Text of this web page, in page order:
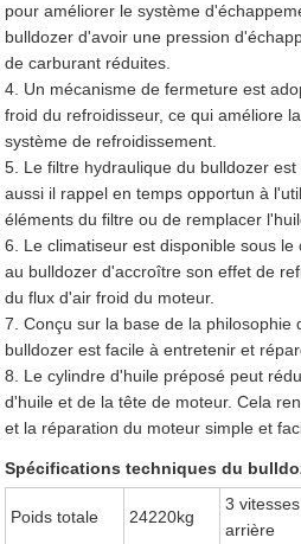
pour améliorer le système
bulldozer d'avoir une pression
de carburant réduites.
4. Un mécanisme de fermeture est
froid du refroidisseur, ce qui améliore
système de refroidissement.
5. Le filtre hydraulique du bulldozer
aussi il rappel en temps opportun à
éléments du filtre ou de remplacer
6. Le climatiseur est disponible sous
au bulldozer d'accroître son effet de
du flux d'air froid du moteur.
7. Conçu sur la base de la philosophie
bulldozer est facile à entretenir et
8. Le cylindre d'huile préposé peut
d'huile et de la tête de moteur. Cela
et la réparation du moteur simple et
Spécifications techniques du
Poids totale 24220kg
3 vitesses
arrière